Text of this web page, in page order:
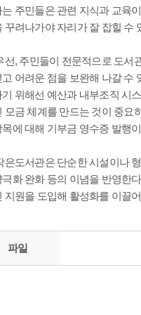
는 주민들은 관련 지식과 교육
꾸려나가야 자리가 잘 잡힐 수
선, 주민들이 전문적으로 도서
고 어려운 점을 보완해 나갈 수
기 위해선 예산과 내부조직 시
모금 체계를 만드는 것이 중요
목에 대해 기부금 영수증 발행
은도서관은 단순한 시설이나
극화 완화 등의 이념을 반영한
지원을 도입해 활성화를 이끌
파일